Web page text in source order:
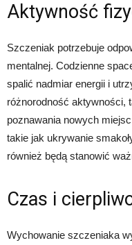
Aktywność
Szczeniak potrzebuje
mentalnej. Codzienne
spalić nadmiar energii i
różnorodność aktywności,
poznawania nowych
takie jak ukrywanie
również będą stanowić
Czas i
Wychowanie szczeniaka